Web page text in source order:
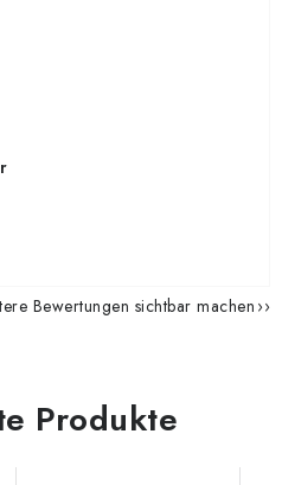
Bewertungen sichtbar machen
Produkte